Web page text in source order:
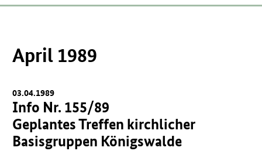
April 1989
03.04.1989
Info Nr. 155/89
Geplantes Treffen kirchlicher
Basisgruppen Königswalde